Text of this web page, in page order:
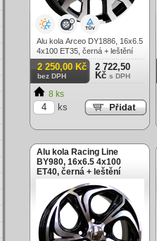
Alu kola Arceo DY1886, 16x6.5
4x100 ET35, černá + leštění
2 250,00 Kč
bez DPH
2 722,50
Kč s DPH
8 ks
ks
Alu kola Racing Line
BY980, 16x6.5 4x100
ET40, černá + leštění